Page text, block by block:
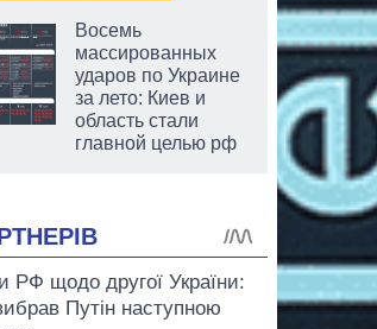
Восемь
массированных
ударов по Украине
за лето: Киев и
область стали
главной целью рф